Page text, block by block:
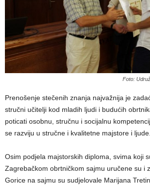
Foto:
Prenošenje stečenih znanja najvažnija je
stručni učitelji kod mladih ljudi i budućih
poticati osobnu, stručnu i socijalnu
se razviju u stručne i kvalitetne majstore i ljude.
Osim podjela majstorskih diploma, svima koji
Zagrebačkom obrtničkom sajmu uručene su i
Gorice na sajmu su sudjelovale Marijana